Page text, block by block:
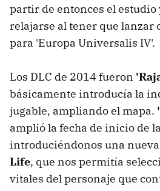
partir de entonces el estudio
relajarse al tener que lanzar
para 'Europa Universalis IV'.
Los DLC de 2014 fueron
básicamente introducía la
jugable, ampliando el mapa.
amplió la fecha de inicio de
introduciéndonos una nueva
Life, que nos permitía
vitales del personaje que